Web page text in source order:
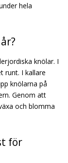
hela
knölar. I
runt. I kallare
knölarna på
Genom att
och blomma
för